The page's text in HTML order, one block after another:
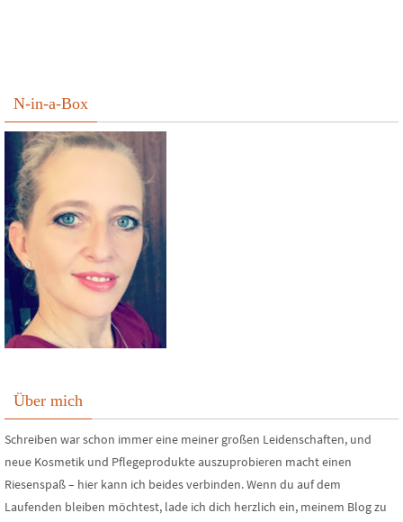
N-in-a-Box
Über mich
Schreiben war schon immer eine meiner großen Leidenschaften, und
neue Kosmetik und Pflegeprodukte auszuprobieren macht einen
Riesenspaß – hier kann ich beides verbinden. Wenn du auf dem
Laufenden bleiben möchtest, lade ich dich herzlich ein, meinem Blog zu